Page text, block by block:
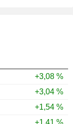
+3,08 %
+3,04 %
+1,54 %